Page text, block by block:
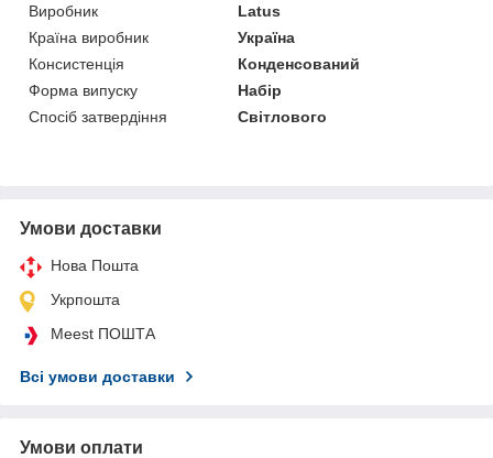
Виробник
Latus
Країна виробник
Україна
Консистенція
Конденсований
Форма випуску
Набір
Спосіб затвердіння
Світлового
Умови доставки
Нова Пошта
Укрпошта
Meest ПОШТА
Всі умови доставки
Умови оплати